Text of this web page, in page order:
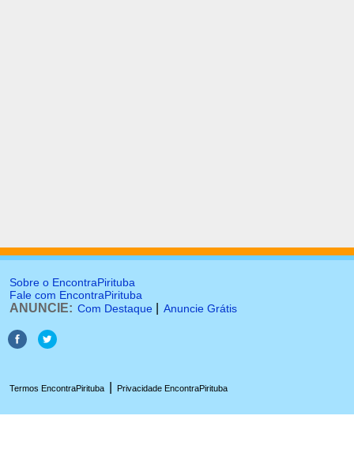
Sobre o EncontraPirituba
Fale com EncontraPirituba
ANUNCIE: Com Destaque Anuncie Grátis
Termos EncontraPirituba Privacidade EncontraPirituba